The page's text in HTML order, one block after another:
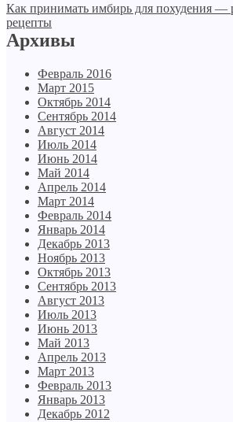
Как принимать имбирь для похудения —
рецепты
Архивы
Февраль 2016
Март 2015
Октябрь 2014
Сентябрь 2014
Август 2014
Июль 2014
Июнь 2014
Май 2014
Апрель 2014
Март 2014
Февраль 2014
Январь 2014
Декабрь 2013
Ноябрь 2013
Октябрь 2013
Сентябрь 2013
Август 2013
Июль 2013
Июнь 2013
Май 2013
Апрель 2013
Март 2013
Февраль 2013
Январь 2013
Декабрь 2012